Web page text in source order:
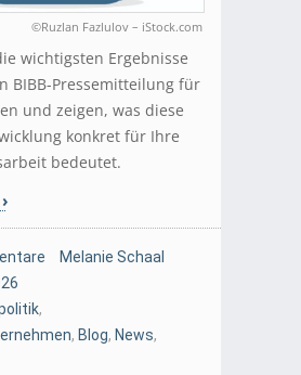
©Ruzlan Fazlulov – iStock.com
wichtigsten Ergebnisse
BIBB-Pressemitteilung für
und zeigen, was diese
konkret für Ihre
bedeutet.
Melanie Schaal
,
, Blog, News,